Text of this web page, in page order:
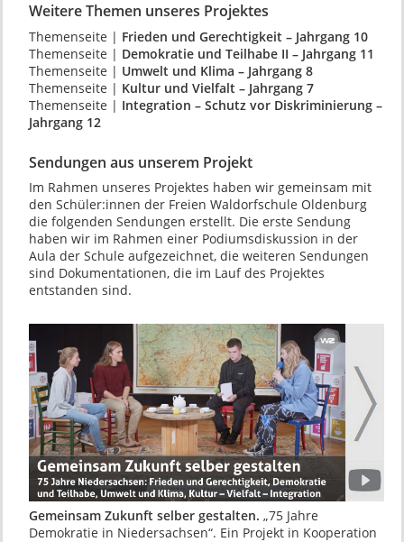
Weitere Themen unseres Projektes
Themenseite | Frieden und Gerechtigkeit – Jahrgang 10
Themenseite | Demokratie und Teilhabe II – Jahrgang 11
Themenseite | Umwelt und Klima – Jahrgang 8
Themenseite | Kultur und Vielfalt – Jahrgang 7
Themenseite | Integration – Schutz vor Diskriminierung –
Jahrgang 12
Sendungen aus unserem Projekt
Im Rahmen unseres Projektes haben wir gemeinsam mit
den Schüler:innen der Freien Waldorfschule Oldenburg
die folgenden Sendungen erstellt. Die erste Sendung
haben wir im Rahmen einer Podiumsdiskussion in der
Aula der Schule aufgezeichnet, die weiteren Sendungen
sind Dokumentationen, die im Lauf des Projektes
entstanden sind.
Gemeinsam Zukunft selber gestalten. „75 Jahre
Demokratie in Niedersachsen“. Ein Projekt in Kooperation